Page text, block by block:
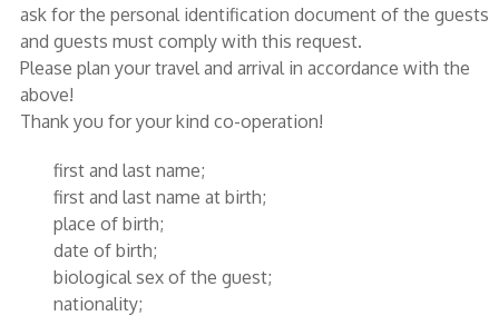
ask for the personal identification document of the guests
and guests must comply with this request.
Please plan your travel and arrival in accordance with the
above!
Thank you for your kind co-operation!
first and last name;
first and last name at birth;
place of birth;
date of birth;
biological sex of the guest;
nationality;